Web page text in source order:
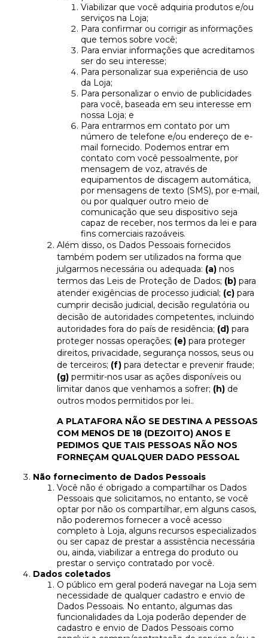
Viabilizar que você adquiria produtos e/ou
serviços na Loja;
Para confirmar ou corrigir as informações
que temos sobre você;
Para enviar informações que acreditamos
ser do seu interesse;
Para personalizar sua experiência de uso
da Loja;
Para personalizar o envio de publicidades
para você, baseada em seu interesse em
nossa Loja; e
Para entrarmos em contato por um
número de telefone e/ou endereço de e-
mail fornecido. Podemos entrar em
contato com você pessoalmente, por
mensagem de voz, através de
equipamentos de discagem automática,
por mensagens de texto (SMS), por e-mail,
ou por qualquer outro meio de
comunicação que seu dispositivo seja
capaz de receber, nos termos da lei e para
fins comerciais razoáveis.
Além disso, os Dados Pessoais fornecidos
também podem ser utilizados na forma que
julgarmos necessária ou adequada: (a) nos
termos das Leis de Proteção de Dados; (b) para
atender exigências de processo judicial; (c) para
cumprir decisão judicial, decisão regulatória ou
decisão de autoridades competentes, incluindo
autoridades fora do país de residência; (d) para
proteger nossas operações; (e) para proteger
direitos, privacidade, segurança nossos, seus ou
de terceiros; (f) para detectar e prevenir fraude;
(g) permitir-nos usar as ações disponíveis ou
limitar danos que venhamos a sofrer; (h) de
outros modos permitidos por lei..
A PLATAFORA NÃO SE DESTINA A PESSOAS
COM MENOS DE 18 (DEZOITO) ANOS E
PEDIMOS QUE TAIS PESSOAS NÃO NOS
FORNEÇAM QUALQUER DADO PESSOAL
Não fornecimento de Dados Pessoais
Você não é obrigado a compartilhar os Dados
Pessoais que solicitamos, no entanto, se você
optar por não os compartilhar, em alguns casos,
não poderemos fornecer a você acesso
completo à Loja, alguns recursos especializados
ou ser capaz de prestar a assistência necessária
ou, ainda, viabilizar a entrega do produto ou
prestar o serviço contratado por você.
Dados coletados
O público em geral poderá navegar na Loja sem
necessidade de qualquer cadastro e envio de
Dados Pessoais. No entanto, algumas das
funcionalidades da Loja poderão depender de
cadastro e envio de Dados Pessoais como